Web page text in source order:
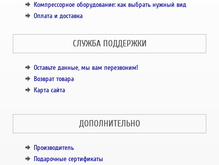
Компрессорное оборудование: как выбрать нужный вид
Оплата и доставка
СЛУЖБА ПОДДЕРЖКИ
Оставьте данные, мы вам перезвоним!
Возврат товара
Карта сайта
ДОПОЛНИТЕЛЬНО
Производитель
Подарочные сертификаты